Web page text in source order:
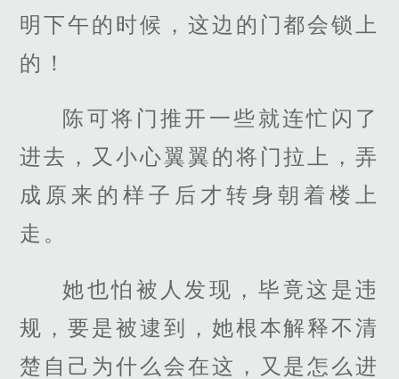
明下午的时候，这边的门都会锁上
的！
陈可将门推开一些就连忙闪了
进去，又小心翼翼的将门拉上，弄
成原来的样子后才转身朝着楼上
走。
她也怕被人发现，毕竟这是违
规，要是被逮到，她根本解释不清
楚自己为什么会在这，又是怎么进